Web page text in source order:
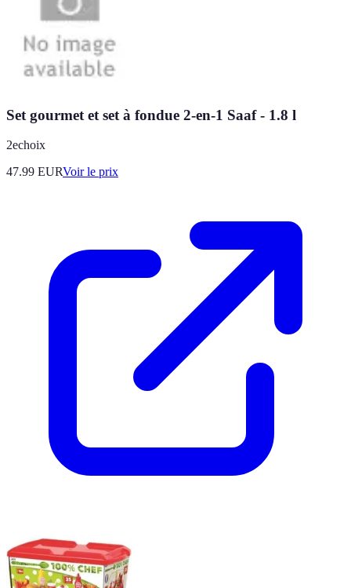
Set gourmet et set à fondue 2-en-1 Saaf - 1.8 l
2echoix
47.99 EURVoir le prix